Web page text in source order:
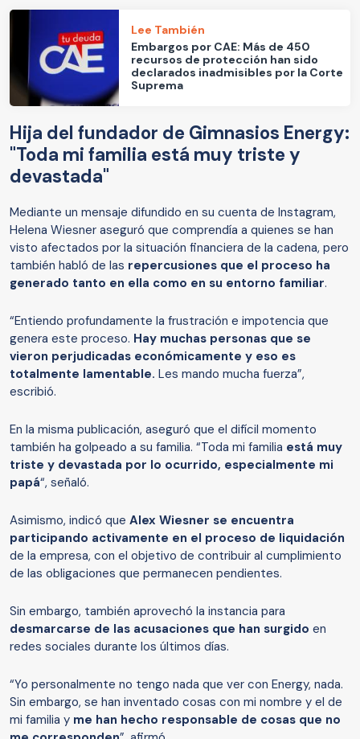
Lee También
Embargos por CAE: Más de 450
recursos de protección han sido
declarados inadmisibles por la Corte
Suprema
Hija del fundador de Gimnasios Energy:
"Toda mi familia está muy triste y
devastada"
Mediante un mensaje difundido en su cuenta de Instagram,
Helena Wiesner aseguró que comprendía a quienes se han
visto afectados por la situación financiera de la cadena, pero
también habló de las repercusiones que el proceso ha
generado tanto en ella como en su entorno familiar.
“Entiendo profundamente la frustración e impotencia que
genera este proceso. Hay muchas personas que se
vieron perjudicadas económicamente y eso es
totalmente lamentable. Les mando mucha fuerza”,
escribió.
En la misma publicación, aseguró que el difícil momento
también ha golpeado a su familia. “Toda mi familia está muy
triste y devastada por lo ocurrido, especialmente mi
papá“, señaló.
Asimismo, indicó que Alex Wiesner se encuentra
participando activamente en el proceso de liquidación
de la empresa, con el objetivo de contribuir al cumplimiento
de las obligaciones que permanecen pendientes.
Sin embargo, también aprovechó la instancia para
desmarcarse de las acusaciones que han surgido en
redes sociales durante los últimos días.
“Yo personalmente no tengo nada que ver con Energy, nada.
Sin embargo, se han inventado cosas con mi nombre y el de
mi familia y me han hecho responsable de cosas que no